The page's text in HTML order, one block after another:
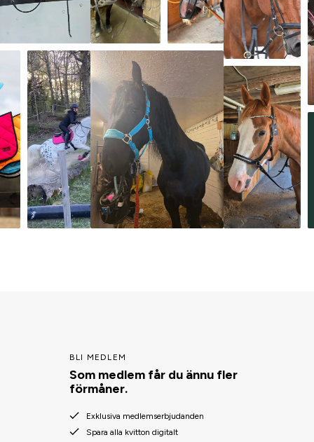
BLI MEDLEM
Som medlem får du ännu fler
förmåner.
Exklusiva medlemserbjudanden
Spara alla kvitton digitalt